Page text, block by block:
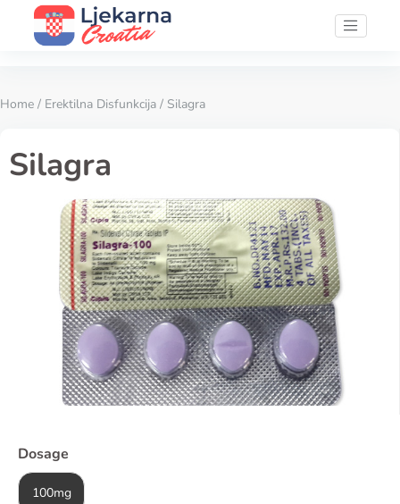
Home / Erektilna Disfunkcija / Silagra
Silagra
Dosage
100mg